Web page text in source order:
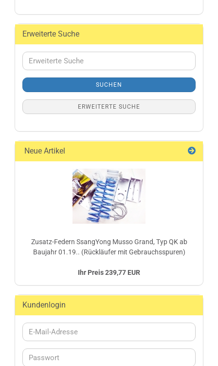
Erweiterte Suche
Erweiterte
Suche
SUCHEN
ERWEITERTE SUCHE
Neue Artikel
Zusatz-Federn SsangYong Musso Grand, Typ QK ab
Baujahr 01.19.. (Rückläufer mit Gebrauchsspuren)
Ihr Preis 239,77 EUR
Kundenlogin
E-
Mail-
Passwort